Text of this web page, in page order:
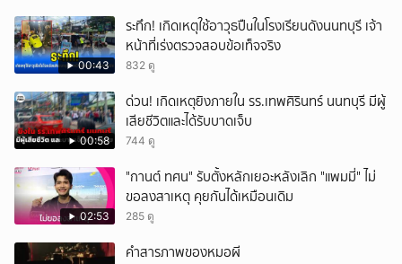
00:43
ระทึก! เกิดเหตุใช้อาวุธปืuในโรงเรียนดังนนทบุรี เจ้า
หน้าที่เร่งตรวจสอบข้อเท็จจริง
832 ดู
00:58
ด่วน! เกิดเหตุยิงภายใน รร.เทพศิรินทร์ นนทบุรี มีผู้
เสียชีวิตและได้รับบาดเจ็บ
744 ดู
02:53
"กานต์ ทศน" รับตั้งหลักเยอะหลังเลิก "แพมมี่" ไม่
ขอลงสาเหตุ คุยกันได้เหมือนเดิม
285 ดู
คำสารภาพของหมอผี